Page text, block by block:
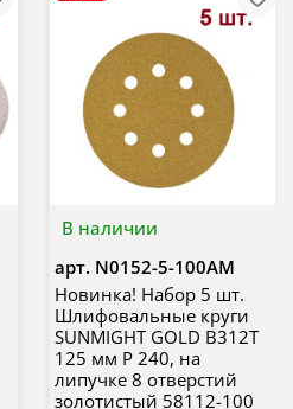
В наличии
арт. N0152-5-100AM
Новинка! Набор 5 шт.
Шлифовальные круги
SUNMIGHT GOLD B312T
125 мм P 240, на
липучке 8 отверстий
золотистый 58112-100